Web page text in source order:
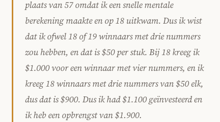
plaats van 57 omdat ik een snelle mentale
berekening maakte en op 18 uitkwam. Dus ik wist
dat ik ofwel 18 of 19 winnaars met drie nummers
zou hebben, en dat is $50 per stuk. Bij 18 kreeg ik
$1.000 voor een winnaar met vier nummers, en ik
kreeg 18 winnaars met drie nummers van $50 elk,
dus dat is $900. Dus ik had $1.100 geïnvesteerd en
ik heb een opbrengst van $1.900.